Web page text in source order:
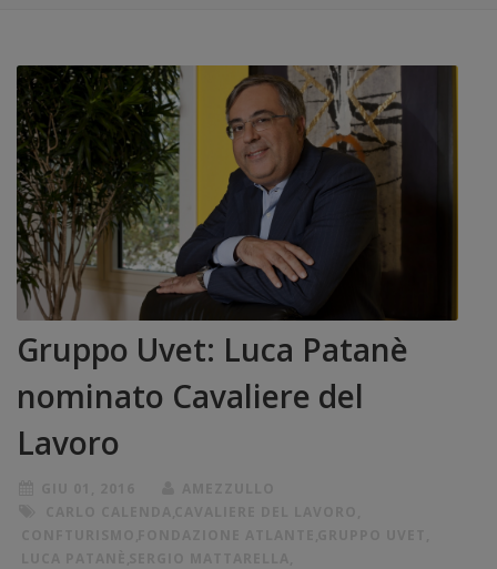
Gruppo Uvet: Luca Patanè
nominato Cavaliere del
Lavoro